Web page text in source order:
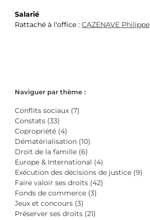
Salarié
Rattaché à l'office : CAZENAVE Philippe
Naviguer par thème :
Conflits sociaux (7)
Constats (33)
Copropriété (4)
Dématérialisation (10)
Droit de la famille (6)
Europe & International (4)
Exécution des décisions de justice (9)
Faire valoir ses droits (42)
Fonds de commerce (3)
Jeux et concours (3)
Préserver ses droits (21)